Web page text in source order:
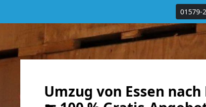
01579-
Umzug von Essen